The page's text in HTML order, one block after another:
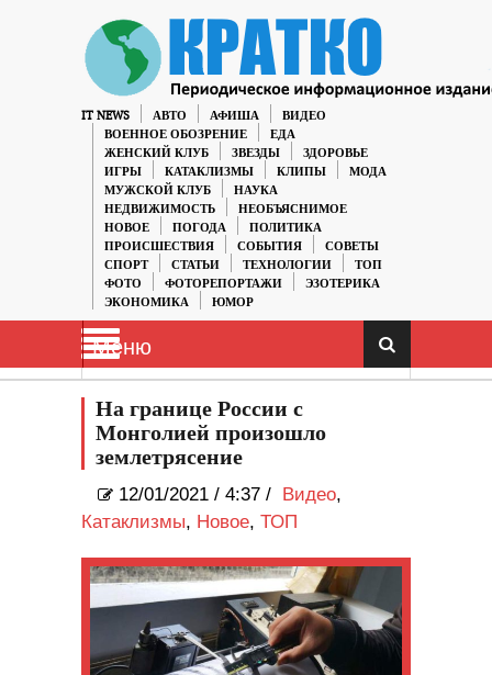
IT NEWS АВТО АФИША
ВИДЕО
ВОЕННОЕ ОБОЗРЕНИЕ
ЕДА
ЖЕНСКИЙ КЛУБ
ЗВЕЗДЫ
ЗДОРОВЬЕ
ИГРЫ
КАТАКЛИЗМЫ КЛИПЫ
МОДА
МУЖСКОЙ КЛУБ
НАУКА
НЕДВИЖИМОСТЬ
НЕОБЪЯСНИМОЕ
НОВОЕ
ПОГОДА
ПОЛИТИКА
ПРОИСШЕСТВИЯ
СОБЫТИЯ
СОВЕТЫ
СПОРТ
СТАТЬИ ТЕХНОЛОГИИ
ТОП
ФОТО
ФОТОРЕПОРТАЖИ
ЭЗОТЕРИКА
ЭКОНОМИКА
ЮМОР
Меню
На границе России с
Монголией произошло
землетрясение
12/01/2021 / 4:37 / Видео,
Катаклизмы, Новое, ТОП